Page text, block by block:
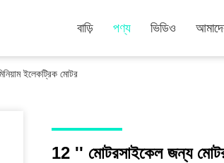
বাড়ি পণ্য ভিডিও
ইলেকট্রিক মোটর
12 '' মোটরসাইকেল জন্য